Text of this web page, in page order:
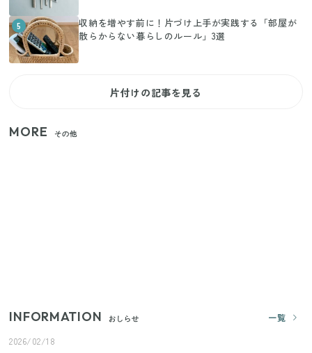
5
収納を増やす前に！片づけ上手が実践する「部屋が
散らからない暮らしのルール」3選
片付けの記事を見る
MORE その他
INFORMATION おしらせ
一覧
2026/02/18